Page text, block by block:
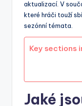
aktualizací. V
které hráči touží
sezónní témata.
Key sections
Jaké